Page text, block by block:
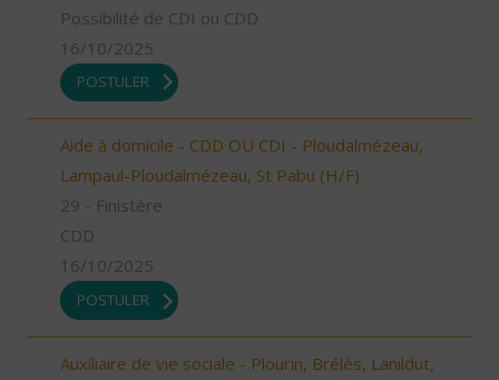
Possibilité de CDI ou CDD
16/10/2025
POSTULER
Aide à domicile - CDD OU CDI - Ploudalmézeau,
Lampaul-Ploudalmézeau, St Pabu (H/F)
29 - Finistère
CDD
16/10/2025
POSTULER
Auxiliaire de vie sociale - Plourin, Brélès, Lanildut,